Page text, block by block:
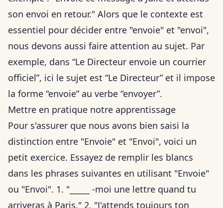
son envoi en retour." Alors que le contexte est
essentiel pour décider entre "envoie" et "envoi",
nous devons aussi faire attention au sujet. Par
exemple, dans “Le Directeur envoie un courrier
officiel”, ici le sujet est “Le Directeur” et il impose
la forme “envoie” au verbe “envoyer”.
Mettre en pratique notre apprentissage
Pour s'assurer que nous avons bien saisi la
distinction entre "Envoie" et "Envoi", voici un
petit exercice. Essayez de remplir les blancs
dans les phrases suivantes en utilisant "Envoie"
ou "Envoi". 1. "_____ -moi une lettre quand tu
arriveras à Paris." 2. "J'attends toujours ton _____